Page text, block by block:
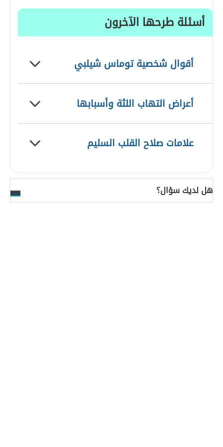
أسئلة طرحها الآخرون
أقوال شخصية توماس شيلبي
أعراض التهاب اللثة وأسبابها
علامات صلاح القلب السليم
هل لديك سؤال؟